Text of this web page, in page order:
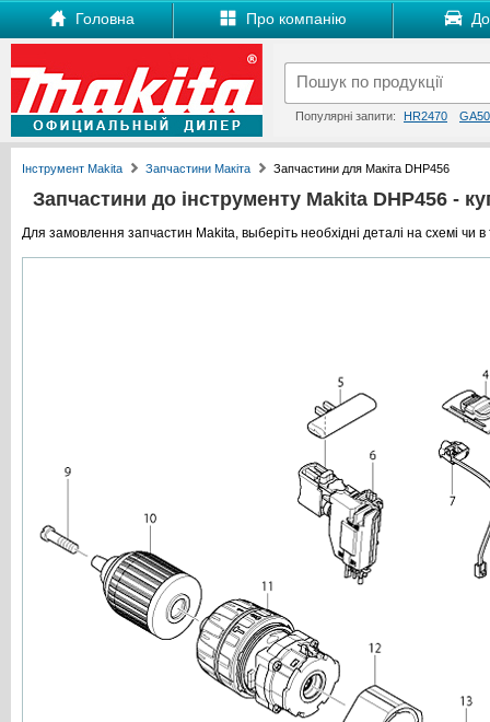
Головна Про компанію
Популярні запити: HR2470
Інструмент Makita Запчастини Макіта Запчастини для Макіта DHP456
Запчастини до інструменту Makita DHP456 -
Для замовлення запчастин Makita, выберіть необхідні деталі на схемі чи в